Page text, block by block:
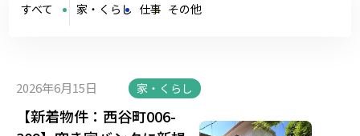
すべて 家・くらし 仕事 その他
2026年6月15日 家・くらし
【新着物件：西谷町006-